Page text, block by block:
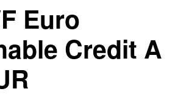
Euro
Credit A